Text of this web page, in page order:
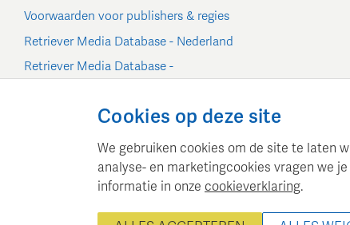
Voorwaarden voor publishers & regies
Retriever Media Database - Nederland
Retriever Media Database -
Cookie-instellingenCookies op deze site
We gebruiken cookies om de site te laten
analyse- en marketingcookies vragen we
informatie in onze cookieverklaring.